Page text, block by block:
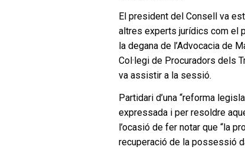
El president del Consell va
altres experts jurídics com el
la degana de l’Advocacia de
Col·legi de Procuradors dels
va assistir a la sessió.
Partidari d’una “reforma
expressada i per resoldre
l’ocasió de fer notar que “la
recuperació de la possessió